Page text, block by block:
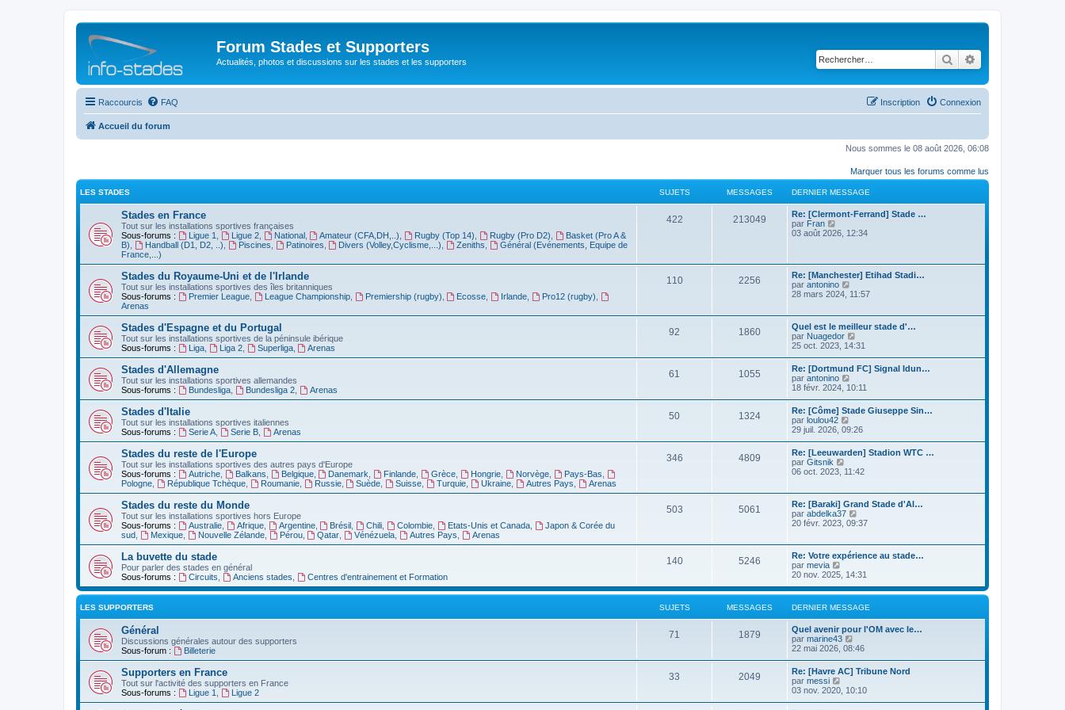
Forum Stades et Supporters
Actualités, photos et discussions sur les stades et les supporters Rechercher
Raccourcis FAQ Connexion
Inscription
Accueil du forum
Nous sommes le 08 août 2026, 06:08
Marquer tous les forums comme lus
LES STADES SUJETS MESSAGES DERNIER MESSAGE
Stades en France
Tout sur les installations sportives françaises
Sous-forums :
Ligue 1 Ligue 2, National, Amateur (CFA,DH,..) Rugby (Top 14) Rugby (Pro D2)
Basket (Pro A &
B)
Handball (D1, D2, ..) Piscines Patinoires Divers (Volley,Cyclisme,...) Zeniths
Général (Evénements, Equipe de
France,...)
422 213049
Re: [Clermont-Ferrand] Stade …
par Fran
o
t
e
r
e
d
e
r
n
i
e
r
m
e
s
s
a
g
e
03 août 2026, 12:34
Stades du Royaume-Uni et de l'Irlande
Tout sur les installations sportives des îles britanniques
Sous-forums :
Premier League, League Championship, Premiership (rugby) Ecosse Irlande Pro12 (rugby)
Arenas
110 2256
Re: [Manchester] Etihad Stadi…
par antonino
o
u
l
t
e
r
l
d
e
r
n
i
e
r
m
s
a
g
e
28 mars 2024, 11:57
Stades d'Espagne et du Portugal
Tout sur les installations sportives de la péninsule ibérique
Sous-forums :
Liga, Liga 2, Superliga, Arenas
92 1860
Quel est le meilleur stade d'…
par Nuagedor
o
s
u
t
e
r
e
d
e
r
n
i
r
m
e
s
a
g
25 oct. 2023, 14:31
Stades d'Allemagne
Tout sur les installations sportives allemandes
Sous-forums :
Bundesliga, Bundesliga 2, Arenas
61 1055
Re: [Dortmund FC] Signal Idun…
par antonino
o
u
t
e
r
e
e
r
n
i
e
m
e
s
a
g
e
18 févr. 2024, 10:11
Stades d'Italie
Tout sur les installations sportives italiennes
Sous-forums :
Serie A, Serie B, Arenas
50 1324
Re: [Côme] Stade Giuseppe Sin…
par loulou42
o
s
u
l
t
r
l
e
d
r
n
i
e
r
m
s
s
a
g
e
29 juil. 2026, 09:26
Stades du reste de l'Europe
Tout sur les installations sportives des autres pays d'Europe
Sous-forums :
Autriche, Balkans Belgique, Danemark Finlande Grèce Hongrie, Norvège, Pays-Bas
Pologne
République Tchèque, Roumanie, Russie, Suède Suisse Turquie Ukraine, Autres Pays Arenas
346 4809
Re: [Leeuwarden] Stadion WTC …
par Gitsnik
o
u
l
t
e
l
e
e
r
n
i
e
r
m
e
s
s
a
e
06 oct. 2023, 11:42
Stades du reste du Monde
Tout sur les installations sportives hors Europe
Sous-forums :
Australie, Afrique, Argentine, Brésil Chili Colombie Etats-Unis et Canada,
Japon & Corée du
sud
Mexique, Nouvelle Zélande, Pérou, Qatar Vénézuela Autres Pays Arenas
503 5061
Re: [Baraki] Grand Stade d'Al…
par abdelka37
o
l
t
e
r
l
e
d
e
n
e
r
e
s
20 févr. 2023, 09:37
La buvette du stade
Pour parler des stades en général
Sous-forums :
Circuits Anciens stades Centres d'entrainement et Formation
140 5246
Re: Votre expérience au stade…
par mevia
s
l
t
e
r
e
d
n
i
20 nov. 2025, 14:31
LES SUPPORTERS SUJETS MESSAGES DERNIER MESSAGE
Général
Discussions générales autour des supporters
Sous-forum :
Billeterie
71 1879
Quel avenir pour l'OM avec le…
par marine43
o
s
u
l
t
e
22 mai 2026, 08:46
Supporters en France
Tout sur l'activité des supporters en France
Sous-forums :
Ligue 1 Ligue 2
33 2049
Re: [Havre AC] Tribune Nord
par messi
03 nov. 2020, 10:10